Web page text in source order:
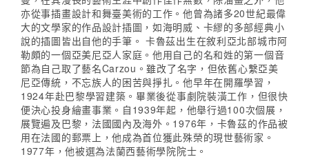
亦從事插畫設計和舞臺美術的工作。他曾為諸多20世紀最偉
大的文學家的作品設計插圖，如海明威、卡繆的多部經典小
說的插圖皆出自他的手筆。 卡魯茲出生在敘利亞北部城市阿
勒頗的一個亞美尼亞人家庭。他用自己的名和姓的第一個音
節為自己取了藝名Carzou。雖改了名字，但依舊心繫亞美
尼亞傳統，不忘族人的困苦與掙扎。他早年在開羅學習，
1924年赴巴黎學習建築。畢業後從事劇院裝潢工作，但很快
便決心投身繪畫事業。自1939年起，他舉行過100次個展，
展覽遍及巴黎，法國國內及海外。1976年，卡魯茲的作品被
用在法國的郵票上，他成為首位獲此殊榮的現世藝術家。
1977年，他被選為法蘭西藝術學院院士。